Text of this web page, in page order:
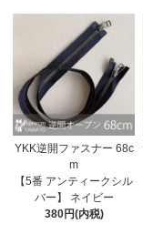
YKK逆開ファスナー 68c
m
【5番 アンティークシル
バー】 ネイビー
380円(内税)